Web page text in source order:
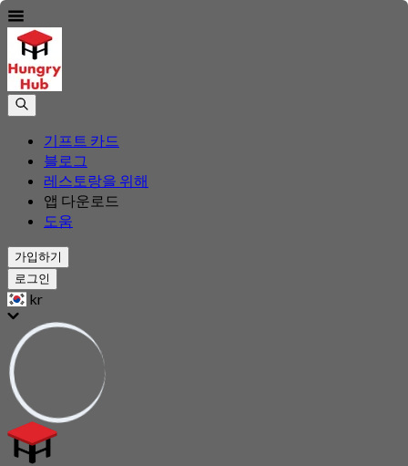
기프트 카드
블로그
레스토랑을 위해
앱 다운로드
도움
가입하기
로그인
kr